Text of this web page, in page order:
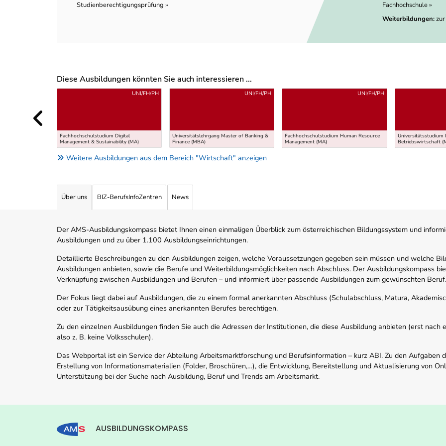
Studienberechtigungsprüfung »
Fachhochschule »
Weiterbildungen:
Diese Ausbildungen könnten Sie auch interessieren ...
Uber weitere Ausbildungsvorschläge
Fachhochschulstudium Digital
Management & Sustainability (MA)
UNI/FH/PH
Universitätslehrgang Master of Banking &
Finance (MBA)
UNI/FH/PH
Fachhochschulstudium Human Resource
Management (MA)
UNI/FH/PH
Universitätsstudium
Betriebswirtschaft
Weitere Ausbildungen aus dem Bereich "Wirtschaft" anzeigen
Über uns BIZ-BerufsInfoZentren News
Der AMS-Ausbildungskompass bietet Ihnen einen einmaligen Überblick zum österreichischen Bildungssystem und
Ausbildungen und zu über 1.100 Ausbildungseinrichtungen.
Detaillierte Beschreibungen zu den Ausbildungen zeigen, welche Voraussetzungen gegeben sein müssen und welche
Ausbildungen anbieten, sowie die Berufe und Weiterbildungsmöglichkeiten nach Abschluss. Der Ausbildungskompass
Verknüpfung zwischen Ausbildungen und Berufen – und informiert über passende Ausbildungen zum gewünschten Beruf.
Der Fokus liegt dabei auf Ausbildungen, die zu einem formal anerkannten Abschluss (Schulabschluss, Matura,
oder zur Tätigkeitsausübung eines anerkannten Berufes berechtigen.
Zu den einzelnen Ausbildungen finden Sie auch die Adressen der Institutionen, die diese Ausbildung anbieten (erst nach
also z. B. keine Volksschulen).
Das Webportal ist ein Service der Abteilung Arbeitsmarktforschung und Berufsinformation – kurz ABI. Zu den Aufgaben
Erstellung von Informationsmaterialien (Folder, Broschüren,…), die Entwicklung, Bereitstellung und Aktualisierung von
Unterstützung bei der Suche nach Ausbildung, Beruf und Trends am Arbeitsmarkt.
AUSBILDUNGSKOMPASS